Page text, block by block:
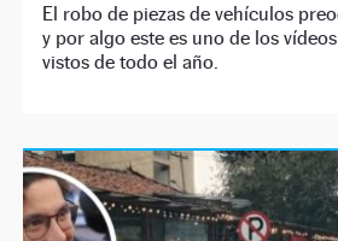
El robo de piezas de vehículos
y por algo este es uno de los
vistos de todo el año.